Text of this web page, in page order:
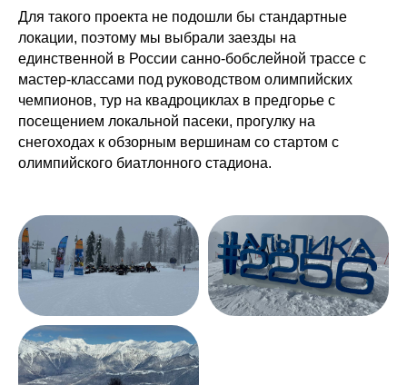
Для такого проекта не подошли бы стандартные
локации, поэтому мы выбрали заезды на
единственной в России санно-бобслейной трассе с
мастер-классами под руководством олимпийских
чемпионов, тур на квадроциклах в предгорье с
посещением локальной пасеки, прогулку на
снегоходах к обзорным вершинам со стартом с
олимпийского биатлонного стадиона.